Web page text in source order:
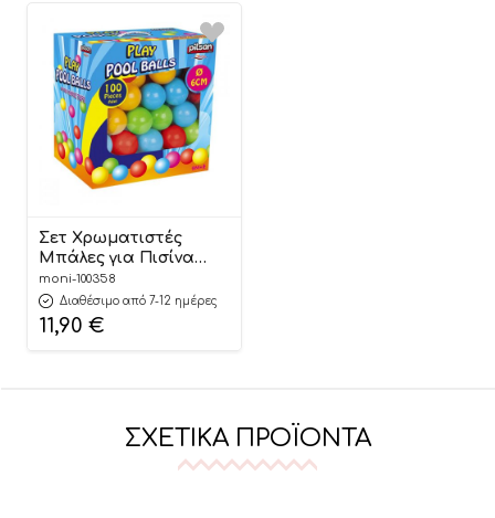
Σετ Χρωματιστές
Μπάλες για Πισίνα
6cm 100τμχ 06400
8693461064005 – Pilsan
moni-100358
Διαθέσιμο από 7-12 ημέρες
11,90 €
ΣΧΕΤΙΚΆ ΠΡΟΪΌΝΤΑ